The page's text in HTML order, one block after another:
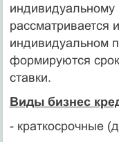
рассматривается
индивидуальном
формируются
ставки.
Виды бизнес
- краткосрочные